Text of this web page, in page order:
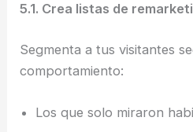
5.1. Crea listas de
Segmenta a tus visitantes
comportamiento:
Los que solo miraron